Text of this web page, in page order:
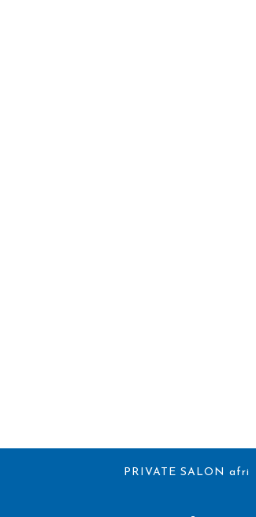
PRIVATE SALON afri